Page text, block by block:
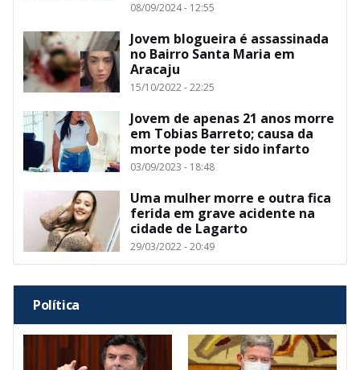
08/09/2024 - 12:55
Jovem blogueira é assassinada
no Bairro Santa Maria em
Aracaju
15/10/2022 - 22:25
Jovem de apenas 21 anos morre
em Tobias Barreto; causa da
morte pode ter sido infarto
03/09/2023 - 18:48
Uma mulher morre e outra fica
ferida em grave acidente na
cidade de Lagarto
29/03/2022 - 20:49
Política